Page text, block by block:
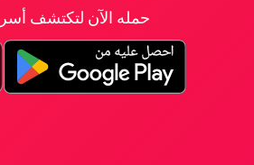
حمله الآن لتكتشف